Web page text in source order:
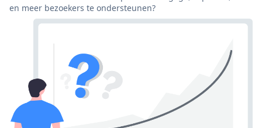
en meer bezoekers te ondersteunen?